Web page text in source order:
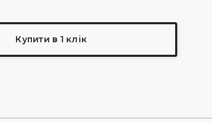
Купити в 1 клік